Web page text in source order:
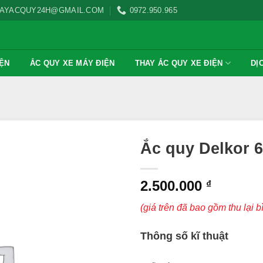
0972.950.965
ẮC QUY XE MÁY ĐIỆN THAY ẮC QUY XE ĐIỆN
Ắc quy Delkor
2.500.000 ₫
(giá trên đã bao gồm thu lại
Thông số kĩ thuật